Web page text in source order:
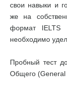
свои навыки и
же на
формат IELTS
необходимо
Пробный тест
Общего (General